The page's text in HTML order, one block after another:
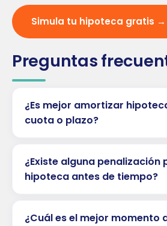
Simula tu hipoteca gratis →
Preguntas
¿Es mejor amortizar
cuota o plazo?
¿Existe alguna penalización
hipoteca antes de tiempo?
¿Cuál es el mejor momento